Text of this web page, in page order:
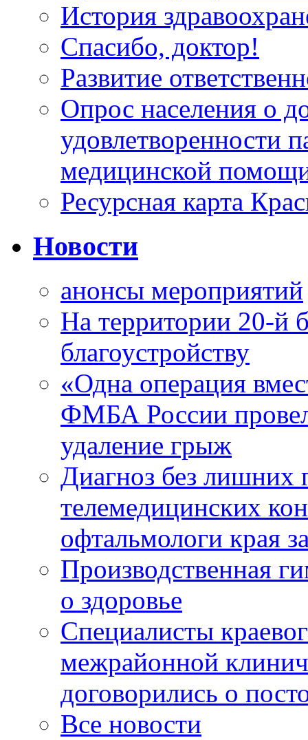
История
Спасибо, доктор!
Развитие
Опрос населения о
удовлетворенности
медицинской
Ресурсная карта
Новости
анонсы мероприятий
На территории 20-й
благоустройству
«Одна операция
ФМБА России
удаление грыж
Диагноз без лишних
телемедицинских
офтальмологи края
Производственная
о здоровье
Специалисты
межрайонной
договорились о
Все новости